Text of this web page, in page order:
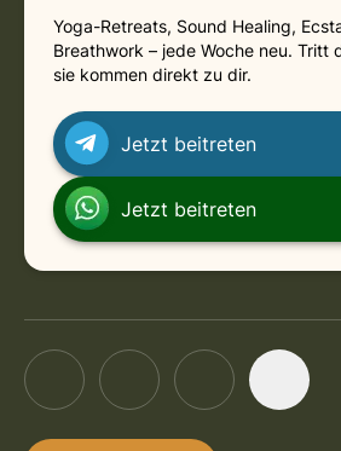
Yoga-Retreats, Sound Healing,
Breathwork – jede Woche neu. Tritt
sie kommen direkt zu dir.
Jetzt beitreten
Jetzt beitreten